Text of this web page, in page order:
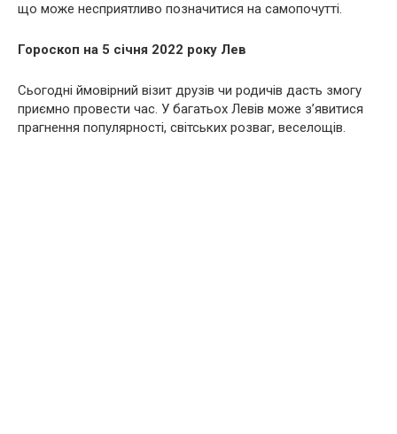
що може несприятливо позначитися на самопочутті.
Гороскоп на 5 січня 2022 року Лев
Сьогодні ймовірний візит друзів чи родичів дасть змогу
приємно провести час. У багатьох Левів може з’явитися
прагнення популярності, світських розваг, веселощів.